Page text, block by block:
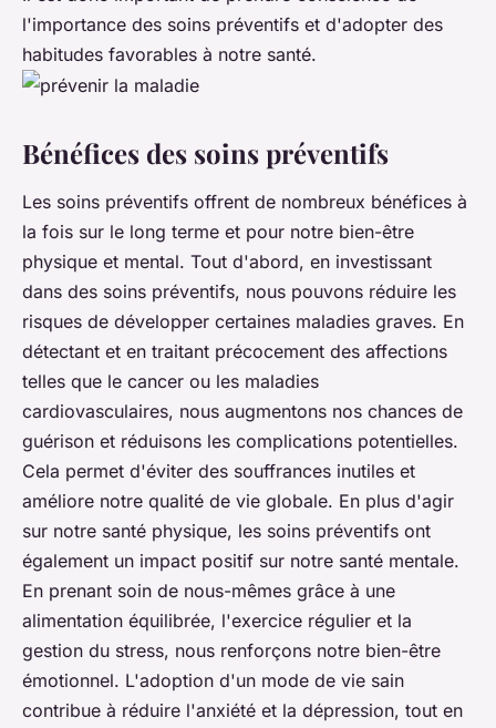
l'importance des soins préventifs et d'adopter des
habitudes favorables à notre santé.
Bénéfices des soins préventifs
Les soins préventifs offrent de nombreux bénéfices à
la fois sur le long terme et pour notre bien-être
physique et mental. Tout d'abord, en investissant
dans des soins préventifs, nous pouvons réduire les
risques de développer certaines maladies graves. En
détectant et en traitant précocement des affections
telles que le cancer ou les maladies
cardiovasculaires, nous augmentons nos chances de
guérison et réduisons les complications potentielles.
Cela permet d'éviter des souffrances inutiles et
améliore notre qualité de vie globale. En plus d'agir
sur notre santé physique, les soins préventifs ont
également un impact positif sur notre santé mentale.
En prenant soin de nous-mêmes grâce à une
alimentation équilibrée, l'exercice régulier et la
gestion du stress, nous renforçons notre bien-être
émotionnel. L'adoption d'un mode de vie sain
contribue à réduire l'anxiété et la dépression, tout en